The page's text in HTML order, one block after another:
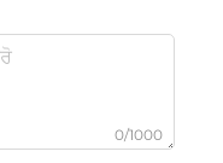
0/1000